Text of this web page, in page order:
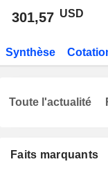
301,57 USD
Synthèse
Faits marquants
Toute l'actualité